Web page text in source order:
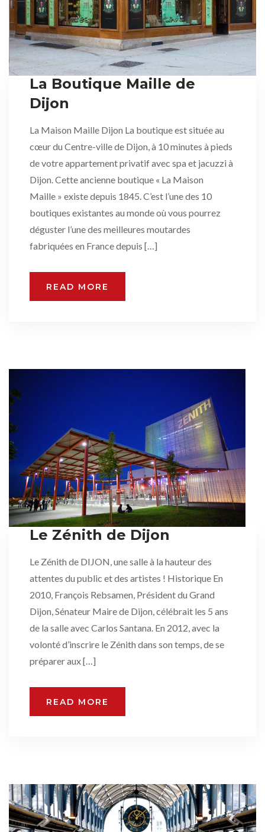
La Boutique Maille de
Dijon
La Maison Maille Dijon La boutique est située au
cœur du Centre-ville de Dijon, à 10 minutes à pieds
de votre appartement privatif avec spa et jacuzzi à
Dijon. Cette ancienne boutique « La Maison
Maille » existe depuis 1845. C’est l’une des 10
boutiques existantes au monde où vous pourrez
déguster l’une des meilleures moutardes
fabriquées en France depuis […]
READ MORE
Le Zénith de Dijon
Le Zénith de DIJON, une salle à la hauteur des
attentes du public et des artistes ! Historique En
2010, François Rebsamen, Président du Grand
Dijon, Sénateur Maire de Dijon, célébrait les 5 ans
de la salle avec Carlos Santana. En 2012, avec la
volonté d’inscrire le Zénith dans son temps, de se
préparer aux […]
READ MORE